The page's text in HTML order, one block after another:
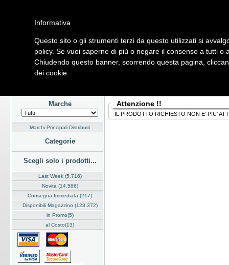
Home Listino Marchi Dati Cliente Servizi Company
Hardware Software Fotografia Telefonia Audio Video
Marche
Marchi Principali Distribuiti
Categorie
Scegli solo i prodotti...
Last Week (5.716)
Novità (14.586)
Consegna Immediata (217)
Disponibili Magazzino (123.372)
in Promo(5)
al Costo(13)
Attenzione !!
IL PRODOTTO RICHIESTO NON E' PIU'
Informativa
Questo sito o gli strumenti terzi da questo utilizzati si
policy. Se vuoi saperne di più o negare il consenso a tutti o
Chiudendo questo banner, scorrendo questa pagina,
dei cookie.